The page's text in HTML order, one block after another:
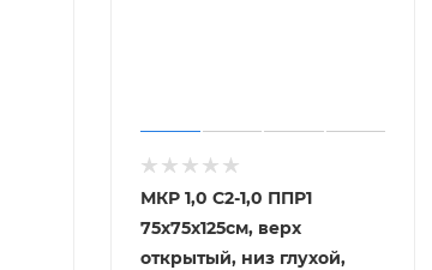
МКР 1,0 С2-1,0 ППР1
75х75х125см, верх
открытый, низ глухой,